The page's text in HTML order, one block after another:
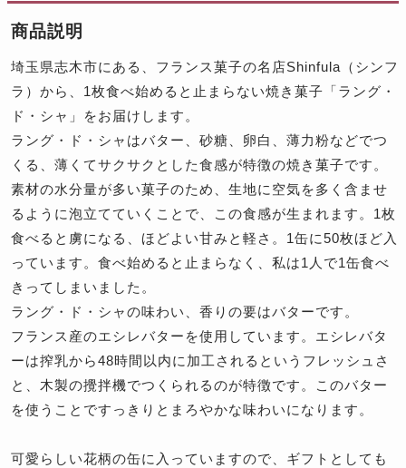
商品説明
埼玉県志木市にある、フランス菓子の名店Shinfula（シンフ
ラ）から、1枚食べ始めると止まらない焼き菓子「ラング・
ド・シャ」をお届けします。
ラング・ド・シャはバター、砂糖、卵白、薄力粉などでつ
くる、薄くてサクサクとした食感が特徴の焼き菓子です。
素材の水分量が多い菓子のため、生地に空気を多く含ませ
るように泡立てていくことで、この食感が生まれます。1枚
食べると虜になる、ほどよい甘みと軽さ。1缶に50枚ほど入
っています。食べ始めると止まらなく、私は1人で1缶食べ
きってしまいました。
ラング・ド・シャの味わい、香りの要はバターです。
フランス産のエシレバターを使用しています。エシレバタ
ーは搾乳から48時間以内に加工されるというフレッシュさ
と、木製の攪拌機でつくられるのが特徴です。このバター
を使うことですっきりとまろやかな味わいになります。
可愛らしい花柄の缶に入っていますので、ギフトとしても